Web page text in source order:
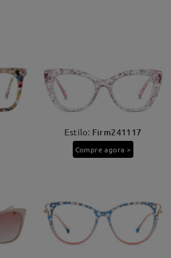
Estilo: Firm241117
Compre agora >